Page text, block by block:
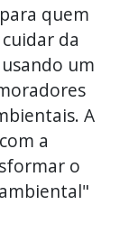
quem
da
um
A
a
o